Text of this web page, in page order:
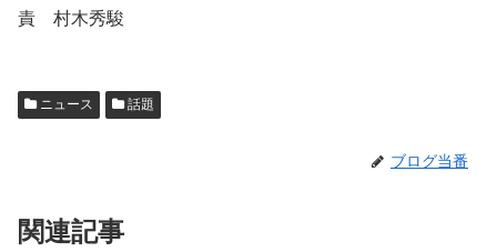
責 村木秀駿
ニュース 話題
ブログ当番
関連記事